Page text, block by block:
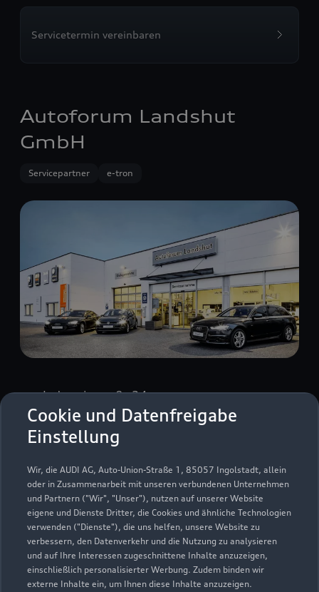
Cookie und Datenfreigabe
Einstellung
Wir, die AUDI AG, Auto-Union-Straße 1, 85057 Ingolstadt, allein
oder in Zusammenarbeit mit unseren verbundenen Unternehmen
und Partnern ("Wir", "Unser"), nutzen auf unserer Website
eigene und Dienste Dritter, die Cookies und ähnliche Technologien
verwenden ("Dienste"), die uns helfen, unsere Website zu
verbessern, den Datenverkehr und die Nutzung zu analysieren
und auf Ihre Interessen zugeschnittene Inhalte anzuzeigen,
einschließlich personalisierter Werbung. Zudem binden wir
externe Inhalte ein, um Ihnen diese Inhalte anzuzeigen.
Servicetermin vereinbaren
Autoforum Landshut
GmbH
Servicepartner e-tron
Industriestraße 34
84030 Ergolding
0871 962620
info@autoforum-landshut.de
Kontaktdaten herunterladen